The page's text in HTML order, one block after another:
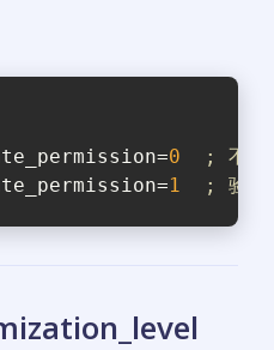
=0
; 不验
=1 ; 验证